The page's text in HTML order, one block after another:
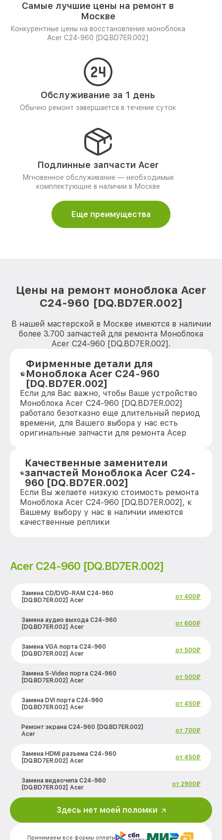
Самые лучшие цены на ремонт в
Москве
Конкурентные цены на восстановление моноблока
Acer C24-960 [DQ.BD7ER.002]
Обслуживание за 1 день
Обычно ремонт завершается в течение суток
Подлинные запчасти Acer
Мгновенное обслуживание — необходимые
комплектующие в наличии в Москве
Еще преимущества
Цены на ремонт моноблока Acer
C24-960 [DQ.BD7ER.002]
В нашей мастерской в Москве имеются в наличии
более 3.700 запчастей для ремонта Моноблока
Acer C24-960 [DQ.BD7ER.002].
Фирменные детали для
Моноблока Acer C24-960
[DQ.BD7ER.002]
Если для Вас важно, чтобы Ваше устройство
Моноблока Acer C24-960 [DQ.BD7ER.002]
работало безотказно еще длительный период
времени, для Вашего выбора у нас есть
оригинальные запчасти для ремонта Асер
Качественные заменители
запчастей Моноблока Acer C24-
960 [DQ.BD7ER.002]
Если Вы желаете низкую стоимость ремонта
Моноблока Acer C24-960 [DQ.BD7ER.002], к
Вашему выбору у нас в наличии имеются
качественные реплики
Acer C24-960 [DQ.BD7ER.002]
Замена CD/DVD-RAM C24-960
[DQ.BD7ER.002] Acer
от 400₽
Замена аудио выхода C24-960
[DQ.BD7ER.002] Acer
от 600₽
Замена VGA порта C24-960
[DQ.BD7ER.002] Acer
от 500₽
Замена S-Video порта C24-960
[DQ.BD7ER.002] Acer
от 500₽
Замена DVI порта C24-960
[DQ.BD7ER.002] Acer
от 450₽
Ремонт экрана C24-960 [DQ.BD7ER.002]
Acer
от 700₽
Замена HDMI разъема C24-960
[DQ.BD7ER.002] Acer
от 450₽
Замена видеочипа C24-960
[DQ.BD7ER.002] Acer
от 2900₽
Замена аккумулятора (батареи) C24-
960 [DQ.BD7ER.002] Acer
Установка системы macOS C24-960
от 1450₽
Принимаем все формы оплаты
Здесь нет моей поломки